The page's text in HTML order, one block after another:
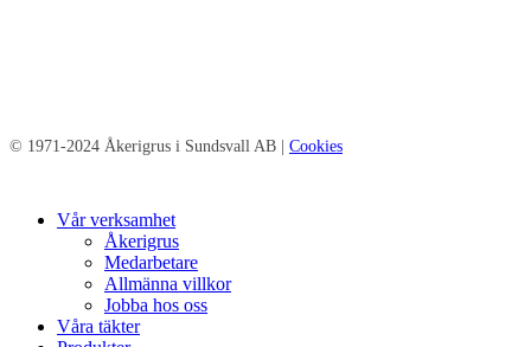
© 1971-2024 Åkerigrus i Sundsvall AB | Cookies
Close
Vår verksamhet
Åkerigrus
Medarbetare
Allmänna villkor
Jobba hos oss
Våra täkter